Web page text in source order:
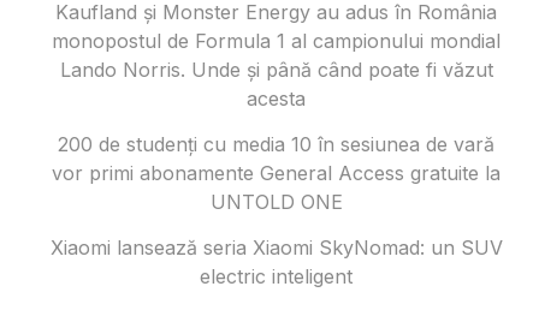
Kaufland și Monster Energy au adus în România
monopostul de Formula 1 al campionului mondial
Lando Norris. Unde și până când poate fi văzut
acesta
200 de studenți cu media 10 în sesiunea de vară
vor primi abonamente General Access gratuite la
UNTOLD ONE
Xiaomi lansează seria Xiaomi SkyNomad: un SUV
electric inteligent